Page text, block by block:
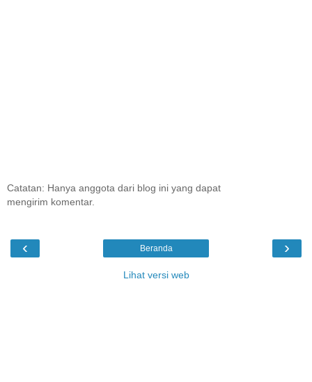
Catatan: Hanya anggota dari blog ini yang dapat
mengirim komentar.
‹ ›
Beranda
Lihat versi web